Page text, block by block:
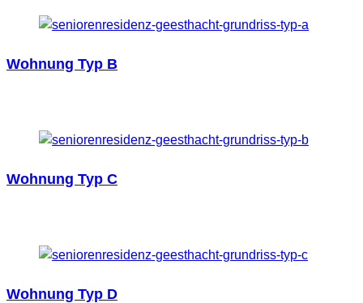
Wohnung Typ B
Wohnung Typ C
Wohnung Typ D